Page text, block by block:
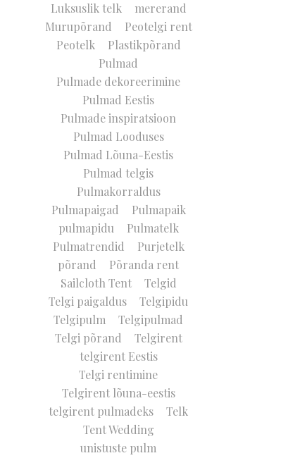
Luksuslik telk
mererand
Murupõrand
Peotelgi rent
Peotelk
Plastikpõrand
Pulmad
Pulmade dekoreerimine
Pulmad Eestis
Pulmade inspiratsioon
Pulmad Looduses
Pulmad Lõuna-Eestis
Pulmad telgis
Pulmakorraldus
Pulmapaigad
Pulmapaik
pulmapidu
Pulmatelk
Pulmatrendid
Purjetelk
põrand
Põranda rent
Sailcloth Tent
Telgid
Telgi paigaldus
Telgipidu
Telgipulm
Telgipulmad
Telgi põrand
Telgirent
telgirent Eestis
Telgi rentimine
Telgirent lõuna-eestis
telgirent pulmadeks
Telk
Tent Wedding
unistuste pulm